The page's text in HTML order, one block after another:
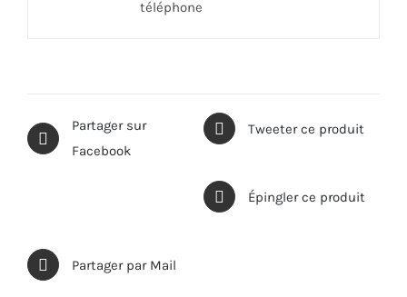
téléphone
Partager sur
Facebook
Tweeter ce produit
Épingler ce produit
Partager par Mail